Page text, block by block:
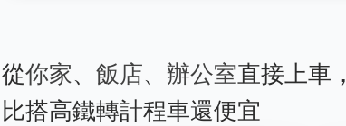
從你家、 飯店、 辦公室直接上車，
比搭高鐵轉計程車還便宜